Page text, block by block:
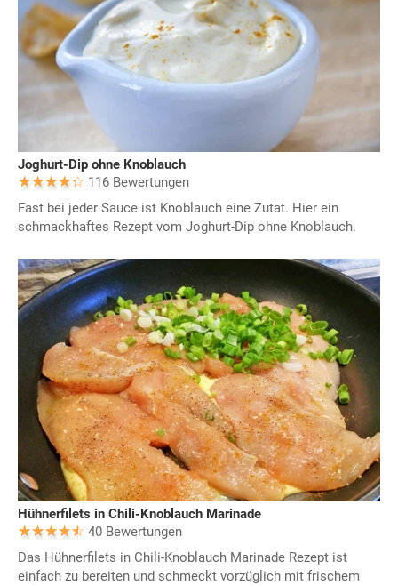
Joghurt-Dip ohne Knoblauch
116 Bewertungen
Fast bei jeder Sauce ist Knoblauch eine Zutat. Hier ein
schmackhaftes Rezept vom Joghurt-Dip ohne Knoblauch.
Hühnerfilets in Chili-Knoblauch Marinade
40 Bewertungen
Das Hühnerfilets in Chili-Knoblauch Marinade Rezept ist
einfach zu bereiten und schmeckt vorzüglich mit frischem